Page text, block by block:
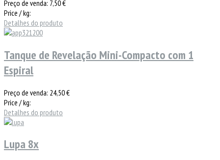
Preço de venda: 7,50 €
Price / kg:
Detalhes do produto
Tanque de Revelação Mini-Compacto com 1
Espiral
Preço de venda: 24,50 €
Price / kg:
Detalhes do produto
Lupa 8x